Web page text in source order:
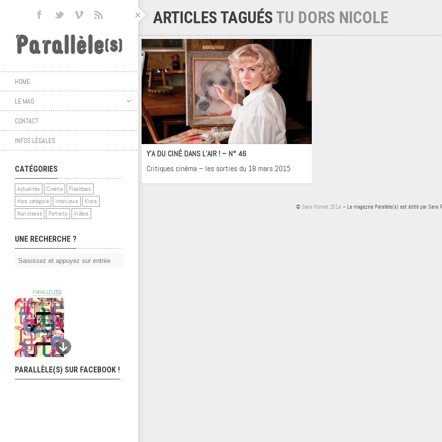
HOME
LE MAG
CONTACT
INFOS LÉGALES
CATÉGORIES
Actualités Cinéma
Flashback
Hors catégorie
Interviews
Krons
Non classé
Portraits Vidéos
UNE RECHERCHE ?
PARALLÈLE(S) SUR FACEBOOK !
ARTICLES TAGUÉS TU DORS NICOLE
Cinéma
Y’A DU CINÉ DANS L’AIR ! – N° 46
Critiques cinéma – les sorties du 18 mars 2015
© Sans Format 2014 – Le magazine Parallèle(s) est édité par Sans